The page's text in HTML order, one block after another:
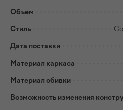
Объем
Стиль
Дата поставки
Материал каркаса
Материал обивки
Возможность изменения